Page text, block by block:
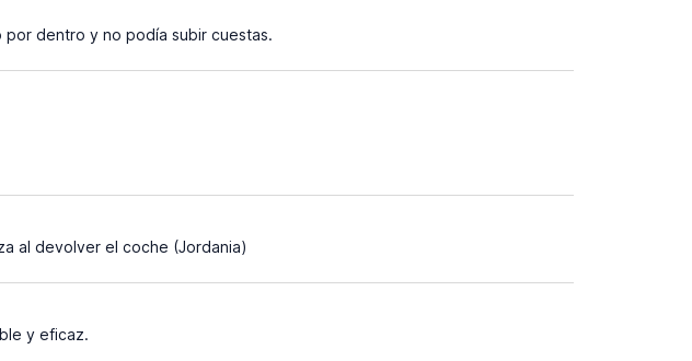
dentro y no podía subir cuestas.
al devolver el coche (Jordania)
y eficaz.